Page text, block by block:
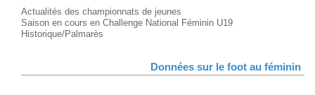
Actualités des championnats de jeunes
Saison en cours en Challenge National Féminin U19
Historique/Palmarès
Données sur le foot au féminin